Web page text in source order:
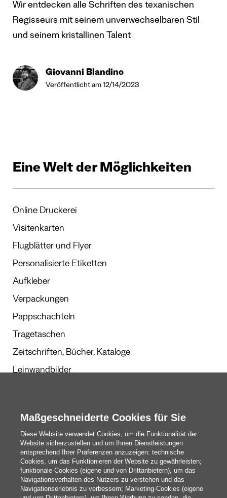
Wir entdecken alle Schriften des texanischen
Regisseurs mit seinem unverwechselbaren Stil
und seinem kristallinen Talent
Giovanni Blandino
Veröffentlicht am 12/14/2023
Eine Welt der Möglichkeiten
Online Druckerei
Visitenkarten
Flugblätter und Flyer
Personalisierte Etiketten
Aufkleber
Verpackungen
Pappschachteln
Tragetaschen
Zeitschriften, Bücher, Kataloge
Leinwandbilder
Redaktion
Das Sind Wir
Maßgeschneiderte Cookies für Sie
Diese Website verwendet Cookies, um die Funktionalität der
Website sicherzustellen und um Ihnen Dienstleistungen
entsprechend Ihrer Präferenzen anzuzeigen: technische
Cookies, um das Funktionieren der Website zu gewährleisten;
funktionale Cookies (eigene und von Drittanbietern), um das
Navigationsverhalten des Nutzers zu verstehen und das
Navigationserlebnis zu verbessern; Marketing-Cookies (eigene